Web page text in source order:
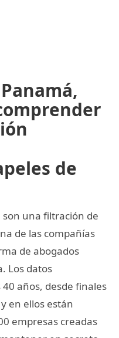
de
son una filtración de
de las compañías
de abogados
Los datos
años, desde finales
en ellos están
empresas creadas